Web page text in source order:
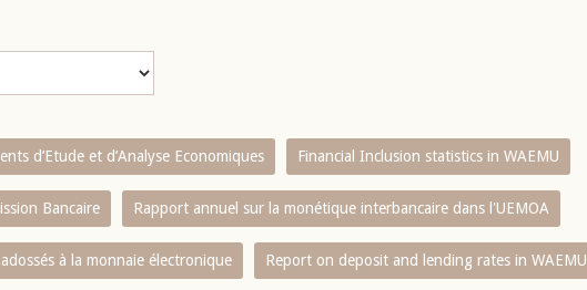
d’Etude et d’Analyse Economiques Financial Inclusion statistics in WAEMU
Bancaire Rapport annuel sur la monétique interbancaire dans l'UEMOA
à la monnaie électronique Report on deposit and lending rates in WAEMU